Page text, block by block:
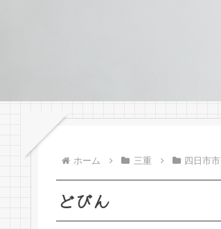
ホーム 三重 四日市市
どびん